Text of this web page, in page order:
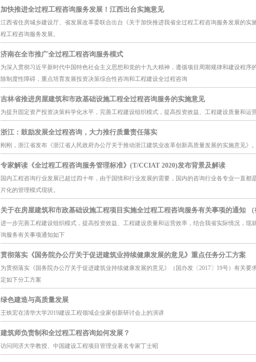
加快推进全过程工程咨询服务发展！江西出台实施意见
江西省住房城乡建设厅、省发展改革委联合出台《关于加快推进我省全过程工程咨询服务发展的实
程工程咨询服务发展。
济南在全市推广全过程工程咨询服务模式
为深入贯彻习近平新时代中国特色社会主义思想和党的十九大精神，遵循项目周期规律和建设程序
除制度性障碍，重点培育发展投资决策综合性咨询和工程建设全过程咨询
吉林省推进房屋建筑和市政基础设施工程全过程咨询服务的实施意见
为提升固定资产投资决策科学化水平，完善工程建设组织模式，提高投资效益、工程建设质量和运
浙江：鼓励发展全过程咨询，大力推行质量责任落实
刚刚，浙江省发布《浙江省人民政府办公厅关于推动浙江建筑业改革创新高质量发展的实施意见》。
专家解读《全过程工程咨询服务管理标准》(T/CCIAT 2020)发布背景及解读
国内工程咨询行业发展已超过四十年，由于国情和行业发展的需要，国内的咨询行业各专业一直
片化的管理模式现状。
关于在房屋建筑和市政基础设施工程项目实施全过程工程咨询服务有关事项的通知 （
进一步完善工程建设组织模式，提高投资效益、工程建设质量和运营效率，结合我省实际情况，现
询服务有关事项通知如下
贯彻落实《国务院办公厅关于促进建筑业持续健康发展的意见》重点任务分工方案
为贯彻落实《国务院办公厅关于促进建筑业持续健康发展的意见》（国办发〔2017〕19号）有关要
定如下分工方案
绿色建造与高质量发展
王铁宏在清华大学2019建设工程领域企业家创新研讨会上的演讲
建筑师负责制和全过程工程咨询如何发展？
访问同济大学教授、中国建设工程项目管理业著名专家丁士昭